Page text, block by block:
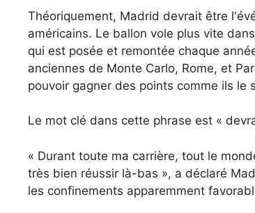
Théoriquement, Madrid devrait être
américains. Le ballon vole plus vite
qui est posée et remontée chaque
anciennes de Monte Carlo, Rome, et
pouvoir gagner des points comme ils
Le mot clé dans cette phrase est «
« Durant toute ma carrière, tout le
très bien réussir là-bas », a déclaré
les confinements apparemment